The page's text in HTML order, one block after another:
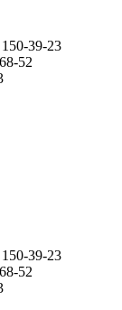
39-23
52
39-23
52